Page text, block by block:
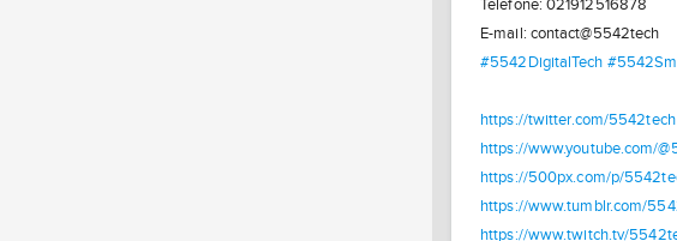
Telefone: 021912516878
E-mail: contact@5542tech
#5542DigitalTech
https://twitter.com/5542tech
https://www.youtube.com/
https://500px.com/p/
https://www.tumblr.com/
https://www.twitch.tv/